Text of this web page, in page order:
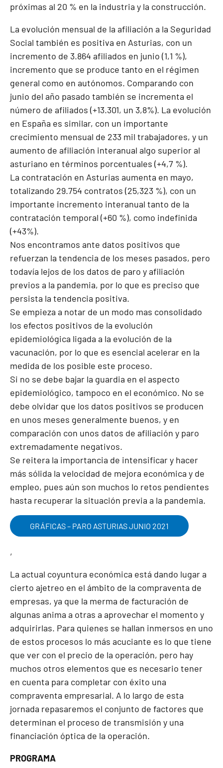
próximas al 20 % en la industria y la construcción.
La evolución mensual de la afiliación a la Seguridad
Social también es positiva en Asturias, con un
incremento de 3.864 afiliados en junio (1,1 %),
incremento que se produce tanto en el régimen
general como en autónomos. Comparando con
junio del año pasado también se incrementa el
número de afiliados (+13.301, un 3,8%). La evolución
en España es similar, con un importante
crecimiento mensual de 233 mil trabajadores, y un
aumento de afiliación interanual algo superior al
asturiano en términos porcentuales (+4,7 %).
La contratación en Asturias aumenta en mayo,
totalizando 29.754 contratos (25,323 %), con un
importante incremento interanual tanto de la
contratación temporal (+60 %), como indefinida
(+43%).
Nos encontramos ante datos positivos que
refuerzan la tendencia de los meses pasados, pero
todavía lejos de los datos de paro y afiliación
previos a la pandemia, por lo que es preciso que
persista la tendencia positiva.
Se empieza a notar de un modo mas consolidado
los efectos positivos de la evolución
epidemiológica ligada a la evolución de la
vacunación, por lo que es esencial acelerar en la
medida de los posible este proceso.
Si no se debe bajar la guardia en el aspecto
epidemiológico, tampoco en el económico. No se
debe olvidar que los datos positivos se producen
en unos meses generalmente buenos, y en
comparación con unos datos de afiliación y paro
extremadamente negativos.
Se reitera la importancia de intensificar y hacer
más sólida la velocidad de mejora económica y de
empleo, pues aún son muchos lo retos pendientes
hasta recuperar la situación previa a la pandemia.
GRÁFICAS – PARO ASTURIAS JUNIO 2021
,
La actual coyuntura económica está dando lugar a
cierto ajetreo en el ámbito de la compraventa de
empresas, ya que la merma de facturación de
algunas anima a otras a aprovechar el momento y
adquirirlas. Para quienes se hallan inmersos en uno
de estos procesos lo más acuciante es lo que tiene
que ver con el precio de la operación, pero hay
muchos otros elementos que es necesario tener
en cuenta para completar con éxito una
compraventa empresarial. A lo largo de esta
jornada repasaremos el conjunto de factores que
determinan el proceso de transmisión y una
financiación óptica de la operación.
PROGRAMA